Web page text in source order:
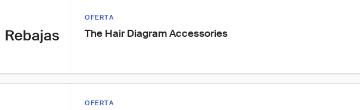
Rebajas
OFERTA
The Hair Diagram Accessories
OFERTA